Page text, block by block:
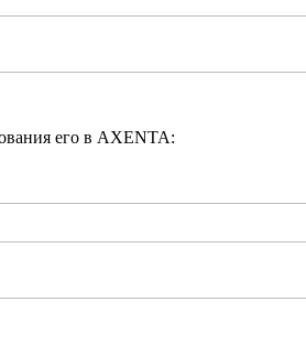
его в AXENTA: